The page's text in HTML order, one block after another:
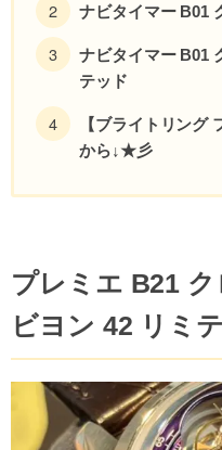
ナビタイマー B01
ナビタイマー B01
テッド
【ブライトリング
から↓★彡
プレミエ B21
ビヨン 42 リミ